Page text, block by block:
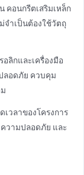
คอนกรีตเสริมเหล็ก
จําเป็นต้องใช้วัตถุ
อลิกและเครื่องมือ
ลอดภัย ควบคุม
วลาของโครงการ
ความปลอดภัย และ